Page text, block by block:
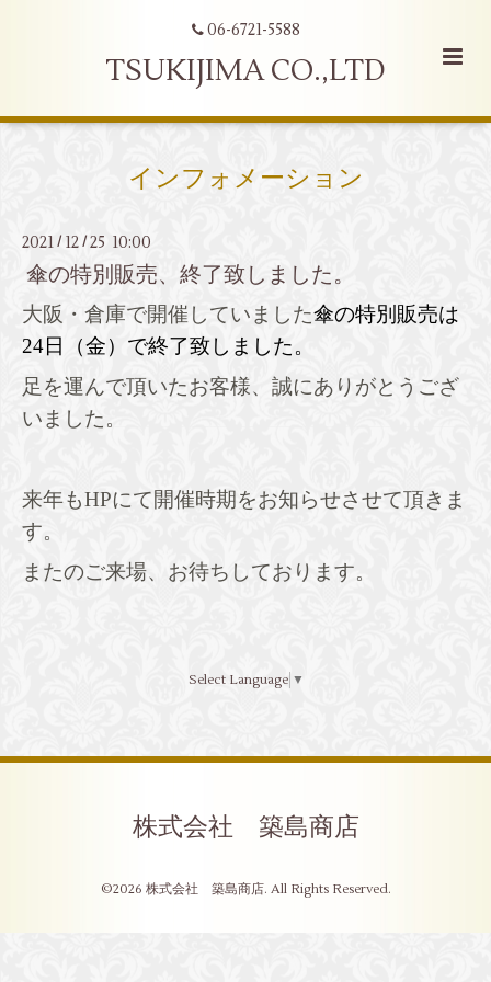
06-6721-5588
TSUKIJIMA CO.,LTD
インフォメーション
2021 / 12 /25 10:00
傘の特別販売、終了致しました。
大阪・倉庫で開催していました傘の特別販売は
24日（金） で終了致しました。
足を運んで頂いたお客様、誠にありがとうござ
いました。
来年もHPにて開催時期をお知らせさせて頂きま
す。
またのご来場、お待ちしております。
Select Language ▼
株式会社 築島商店
©2026 株式会社 築島商店. All Rights Reserved.